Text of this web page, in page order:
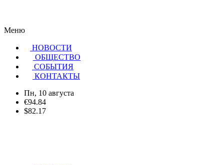
Меню
НОВОСТИ
ОБЩЕСТВО
CОБЫТИЯ
КОНТАКТЫ
Пн, 10 августа
€94.84
$82.17